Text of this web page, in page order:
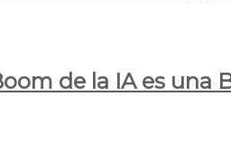
de la IA es